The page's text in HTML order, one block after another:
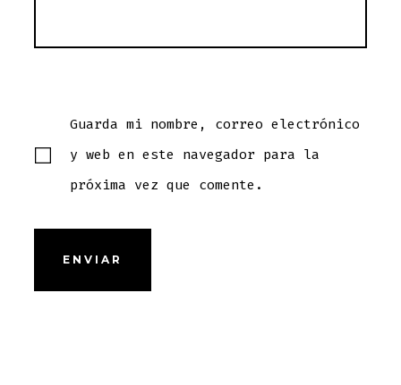
Guarda mi nombre, correo electrónico
y web en este navegador para la
próxima vez que comente.